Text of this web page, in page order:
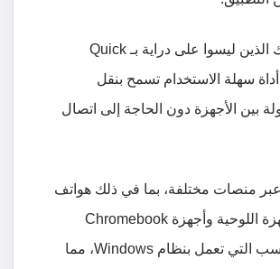
الذين ليسوا على دراية بـ Quick
أداة سهلة الاستخدام تسمح بنقل
بين الأجهزة دون الحاجة إلى اتصال
عبر منصات مختلفة، بما في ذلك هواتف
اللوحية وأجهزة
التي تعمل بنظام ، مما